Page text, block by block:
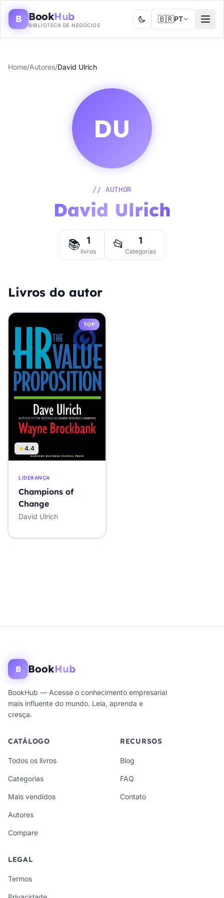
B BookHub
BIBLIOTECA DE NEGÓCIOS
🇧🇷PT
Home/Autores/David Ulrich
DU
// AUTHOR
David Ulrich
📚 1
livros 📂 1
Categorias
Livros do autor
TOP
4.4
LIDERANÇA
Champions of
Change
David Ulrich
B BookHub
BookHub — Acesse o conhecimento empresarial
mais influente do mundo. Leia, aprenda e
cresça.
CATÁLOGO
Todos os livros
Categorias
Mais vendidos
Autores
Compare
RECURSOS
Blog
FAQ
Contato
LEGAL
Termos